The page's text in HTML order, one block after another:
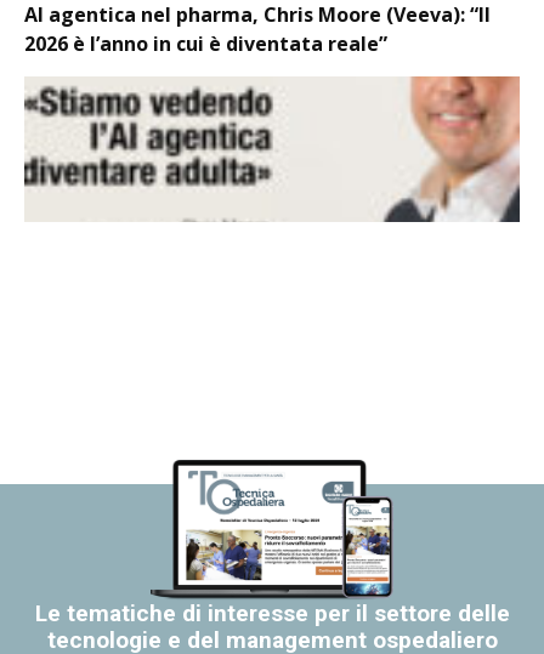
AI agentica nel pharma, Chris Moore (Veeva): “Il
2026 è l’anno in cui è diventata reale”
Le tematiche di interesse per il settore delle
tecnologie e del management ospedaliero